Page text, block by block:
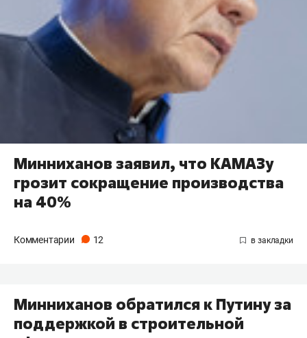
Минниханов заявил, что КАМАЗу
грозит сокращение производства
на 40%
Комментарии 12
Минниханов обратился к Путину за
поддержкой в строительной